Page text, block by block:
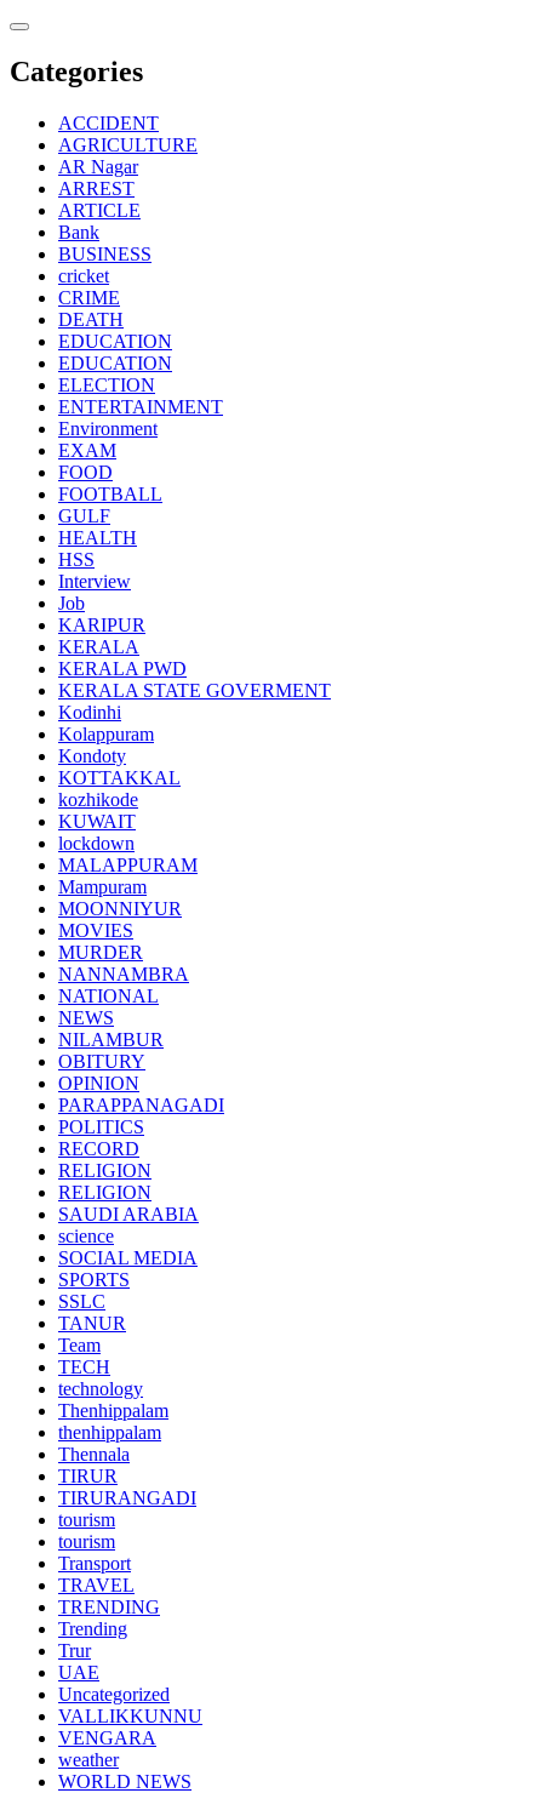
Skip
content
Categories
ACCIDENT
AGRICULTURE
AR Nagar
ARREST
ARTICLE
Bank
BUSINESS
cricket
CRIME
DEATH
EDUCATION
EDUCATION
ELECTION
ENTERTAINMENT
Environment
EXAM
FOOD
FOOTBALL
GULF
HEALTH
HSS
Interview
Job
KARIPUR
KERALA
KERALA PWD
KERALA STATE GOVERMENT
Kodinhi
Kolappuram
Kondoty
KOTTAKKAL
kozhikode
KUWAIT
lockdown
MALAPPURAM
Mampuram
MOONNIYUR
MOVIES
MURDER
NANNAMBRA
NATIONAL
NEWS
NILAMBUR
OBITURY
OPINION
PARAPPANAGADI
POLITICS
RECORD
RELIGION
RELIGION
SAUDI ARABIA
science
SOCIAL MEDIA
SPORTS
SSLC
TANUR
Team
TECH
technology
Thenhippalam
thenhippalam
Thennala
TIRUR
TIRURANGADI
tourism
tourism
Transport
TRAVEL
TRENDING
Trending
Trur
UAE
Uncategorized
VALLIKKUNNU
VENGARA
weather
WORLD NEWS